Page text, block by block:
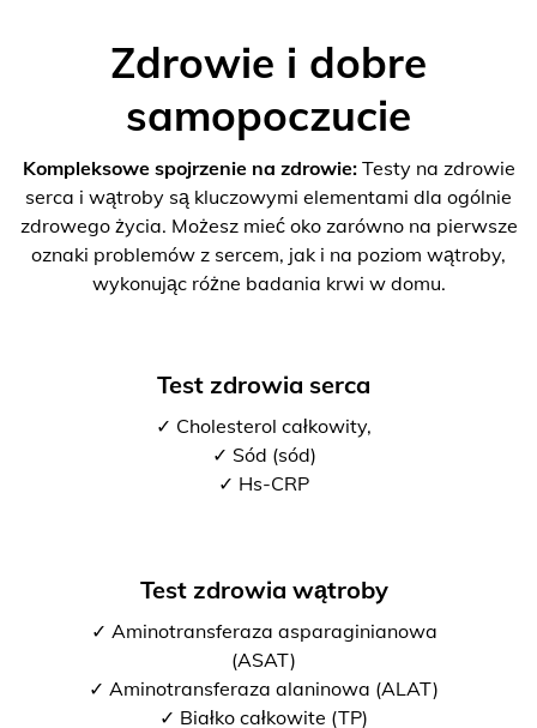
Zdrowie i dobre
samopoczucie
Kompleksowe spojrzenie na zdrowie:Testy na zdrowie
serca i wątroby są kluczowymi elementami dla ogólnie
zdrowego życia. Możesz mieć oko zarówno na pierwsze
oznaki problemów z sercem, jak i na poziom wątroby,
wykonując różne badania krwi w domu.
Test zdrowia serca
✓ Cholesterol całkowity,
✓ Sód (sód)
✓ Hs-CRP
Test zdrowia wątroby
✓ Aminotransferaza asparaginianowa
(ASAT)
✓ Aminotransferaza alaninowa (ALAT)
✓ Białko całkowite (TP)